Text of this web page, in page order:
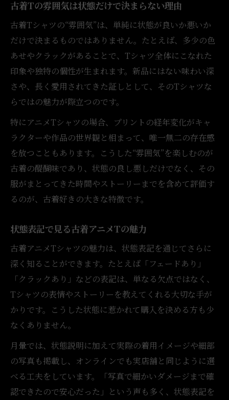
古着Tの雰囲気は状態だけで決まらない理由
古着Tシャツの“雰囲気”は、単純に状態が良いか悪いか
だけで決まるものではありません。たとえば、多少の色
あせやクラックがあることで、Tシャツ全体にこなれた
印象や独特の個性が生まれます。新品にはない味わい深
さや、長く愛用されてきた証しとして、そのTシャツな
らではの魅力が際立つのです。
特にアニメTシャツの場合、プリントの経年変化がキャ
ラクターや作品の世界観と相まって、唯一無二の存在感
を放つこともあります。こうした“雰囲気”を楽しむのが
古着の醍醐味であり、状態の良し悪しだけでなく、その
服がまとってきた時間やストーリーまでを含めて評価す
るのが、古着好きの大きな特徴です。
状態表記で見る古着アニメTの魅力
古着アニメTシャツの魅力は、状態表記を通じてさらに
深く知ることができます。たとえば「フェードあり」
「クラックあり」などの表記は、単なる欠点ではなく、
Tシャツの表情やストーリーを教えてくれる大切な手が
かりです。こうした状態に惹かれて購入を決める方も少
なくありません。
月暈では、状態説明に加えて実際の着用イメージや細部
の写真も掲載し、オンラインでも実店舗と同じように選
べる工夫をしています。「写真で細かいダメージまで確
認できたので安心だった」という声も多く、状態表記を